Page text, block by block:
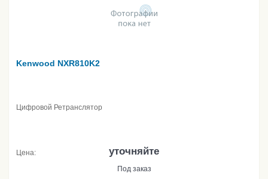
Kenwood NXR810K2
Цифровой Ретранслятор
Цена: уточняйте
Под заказ